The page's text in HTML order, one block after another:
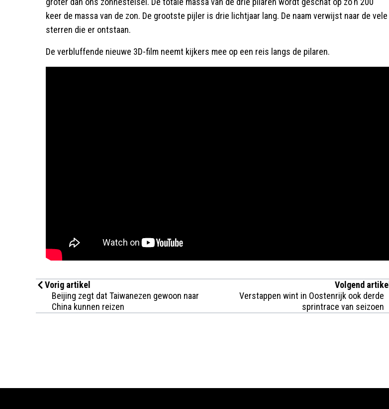
keer de massa van de zon. De grootste pijler is drie lichtjaar lang. De naam verwijst naar de vele
sterren die er ontstaan.
De verbluffende nieuwe 3D-film neemt kijkers mee op een reis langs de pilaren.
Vorig artikel
Beijing zegt dat Taiwanezen gewoon naar
China kunnen reizen
Volgend artikel
Verstappen wint in Oostenrijk ook derde
sprintrace van seizoen